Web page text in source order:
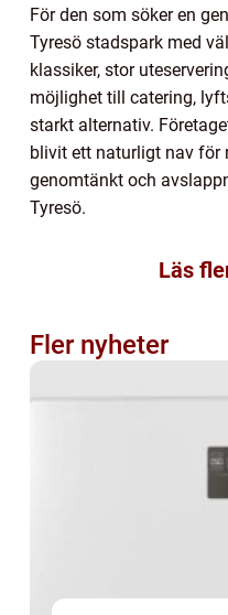
För den som söker en
Tyresö stadspark med
klassiker, stor
möjlighet till catering,
starkt alternativ.
blivit ett naturligt nav för
genomtänkt och
Tyresö.
Läs
Fler nyheter